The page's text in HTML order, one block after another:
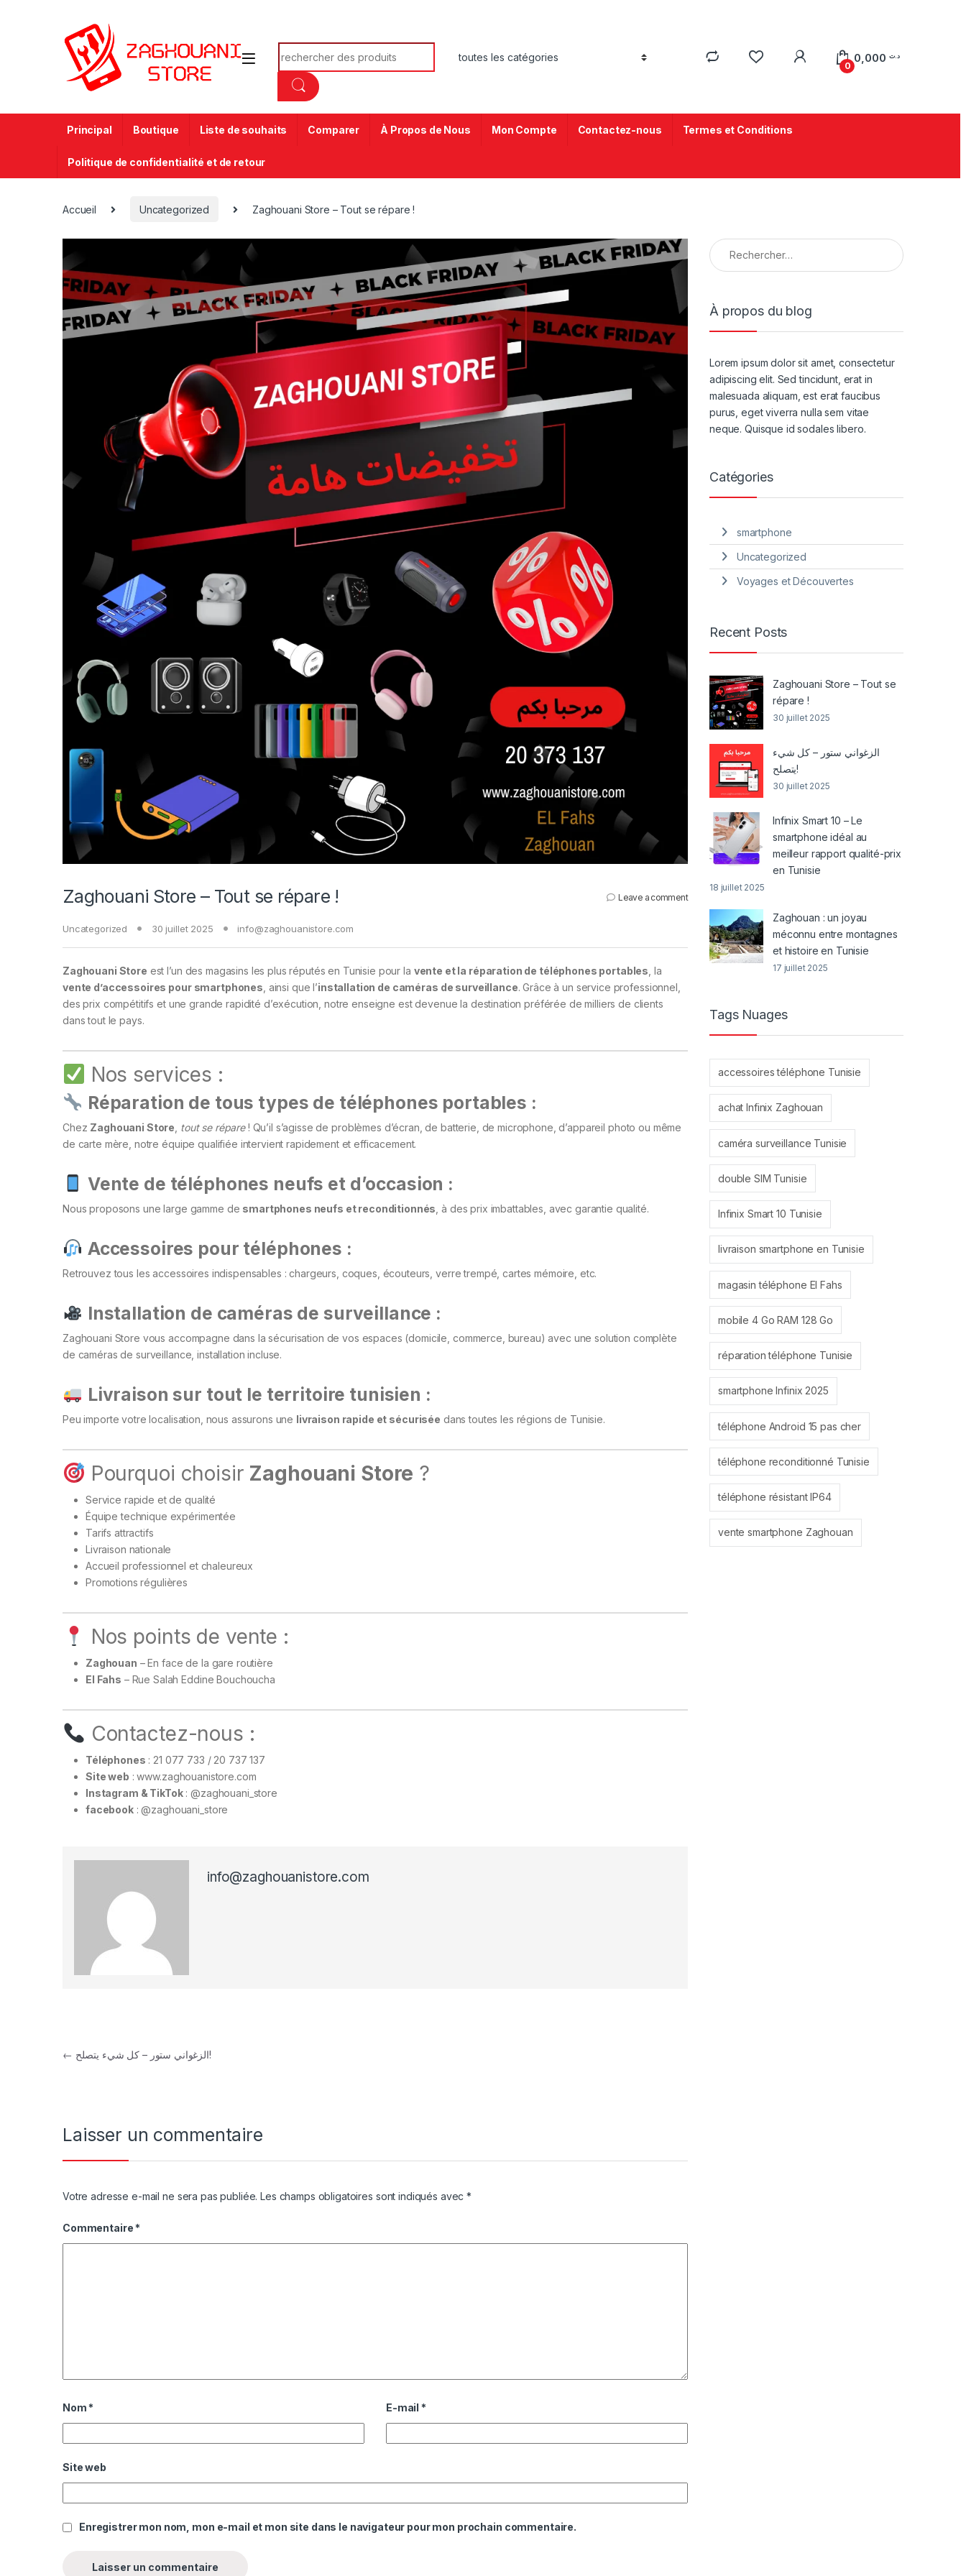
0
د.ت
Principal Boutique Liste de souhaits Comparer À Propos de Nous Mon Compte Contactez-nous Termes et Conditions
Politique de confidentialité et de retour
Accueil Uncategorized Zaghouani Store – Tout se répare !
Zaghouani Store – Tout se répare ! Leave a comment
Uncategorized 30 juillet 2025 info@zaghouanistore.com
Zaghouani Store est l’un des magasins les plus réputés en Tunisie pour la vente et la réparation de téléphones portables , la
vente d’accessoires pour smartphones , ainsi que l’installation de caméras de surveillance. Grâce à un service professionnel,
des prix compétitifs et une grande rapidité d’exécution, notre enseigne est devenue la destination préférée de milliers de clients
dans tout le pays.
Nos services :
Réparation de tous types de téléphones portables :
Chez Zaghouani Store tout se répare! Qu’il s’agisse de problèmes d’écran, de batterie, de microphone, d’appareil photo ou même
de carte mère, notre équipe qualifiée intervient rapidement et efficacement.
Vente de téléphones neufs et d’occasion :
Nous proposons une large gamme de smartphones neufs et reconditionnés , à des prix imbattables, avec garantie qualité.
Accessoires pour téléphones :
Retrouvez tous les accessoires indispensables : chargeurs, coques, écouteurs, verre trempé, cartes mémoire, etc.
Installation de caméras de surveillance :
Zaghouani Store vous accompagne dans la sécurisation de vos espaces (domicile, commerce, bureau) avec une solution complète
de caméras de surveillance, installation incluse.
Livraison sur tout le territoire tunisien :
Peu importe votre localisation, nous assurons une livraison rapide et sécurisée dans toutes les régions de Tunisie.
Pourquoi choisir Zaghouani Store ?
Service rapide et de qualité
Équipe technique expérimentée
Tarifs attractifs
Livraison nationale
Accueil professionnel et chaleureux
Promotions régulières
Nos points de vente :
Zaghouan – En face de la gare routière
El Fahs – Rue Salah Eddine Bouchoucha
Contactez-nous :
Téléphones : 21 077 733 / 20 737 137
Site web :www.zaghouanistore.com
Instagram & TikTok: @zaghouani_store
facebook: @zaghouani_store
info@zaghouanistore.com
← الزغواني ستور – كل شيء يتصلح!
Laisser un commentaire
Votre adresse e-mail ne sera pas publiée. Les champs obligatoires sont indiqués avec*
Commentaire *
Nom * E-mail *
Site web
Enregistrer mon nom, mon e-mail et mon site dans le navigateur pour mon prochain commentaire.
À propos du blog
Lorem ipsum dolor sit amet, consectetur
adipiscing elit. Sed tincidunt, erat in
malesuada aliquam, est erat faucibus
purus, eget viverra nulla sem vitae
neque. Quisque id sodales libero.
Catégories
smartphone
Uncategorized
Voyages et Découvertes
Recent Posts
Zaghouani Store – Tout se
répare !
30 juillet 2025
الزغواني ستور – كل شيء
يتصلح!
30 juillet 2025
Infinix Smart 10 – Le
smartphone idéal au
meilleur rapport qualité-prix
en Tunisie
18 juillet 2025
Zaghouan : un joyau
méconnu entre montagnes
et histoire en Tunisie
17 juillet 2025
Tags Nuages
accessoires téléphone Tunisie
achat Infinix Zaghouan
caméra surveillance Tunisie
double SIM Tunisie
Infinix Smart 10 Tunisie
livraison smartphone en Tunisie
magasin téléphone El Fahs
mobile 4 Go RAM 128 Go
réparation téléphone Tunisie
smartphone Infinix 2025
téléphone Android 15 pas cher
téléphone reconditionné Tunisie
téléphone résistant IP64
vente smartphone Zaghouan